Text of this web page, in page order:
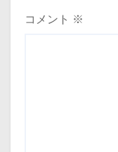
ョ
コメント ※